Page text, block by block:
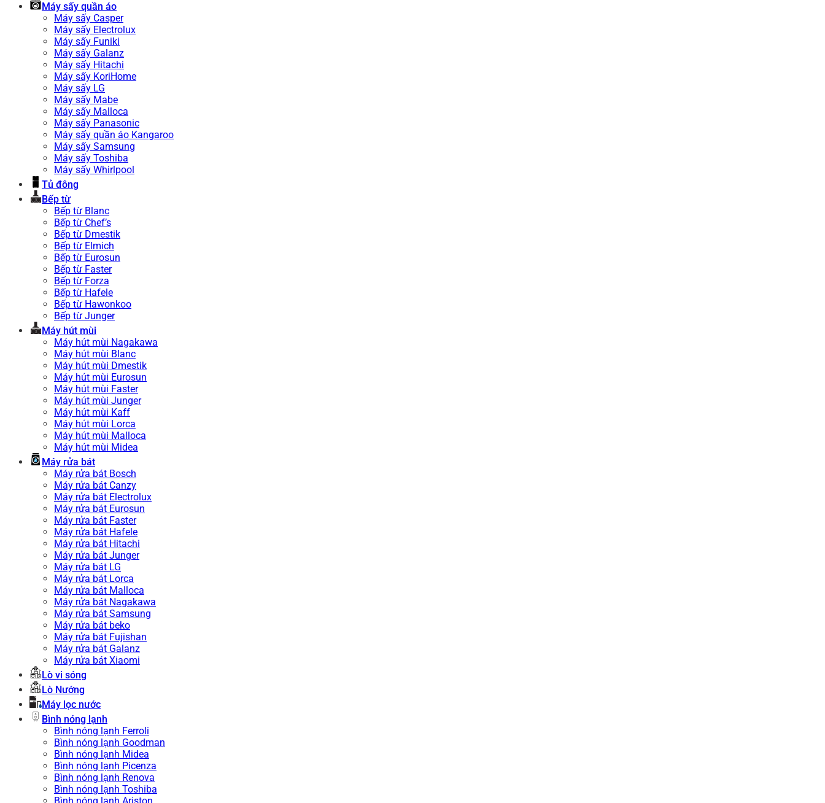
Máy sấy quần áo
Máy sấy Casper
Máy sấy Electrolux
Máy sấy Funiki
Máy sấy Galanz
Máy sấy Hitachi
Máy sấy KoriHome
Máy sấy LG
Máy sấy Mabe
Máy sấy Malloca
Máy sấy Panasonic
Máy sấy quần áo Kangaroo
Máy sấy Samsung
Máy sấy Toshiba
Máy sấy Whirlpool
Tủ đông
Bếp từ
Bếp từ Blanc
Bếp từ Chef’s
Bếp từ Dmestik
Bếp từ Elmich
Bếp từ Eurosun
Bếp từ Faster
Bếp từ Forza
Bếp từ Hafele
Bếp từ Hawonkoo
Bếp từ Junger
Máy hút mùi
Máy hút mùi Nagakawa
Máy hút mùi Blanc
Máy hút mùi Dmestik
Máy hút mùi Eurosun
Máy hút mùi Faster
Máy hút mùi Junger
Máy hút mùi Kaff
Máy hút mùi Lorca
Máy hút mùi Malloca
Máy hút mùi Midea
Máy rửa bát
Máy rửa bát Bosch
Máy rửa bát Canzy
Máy rửa bát Electrolux
Máy rửa bát Eurosun
Máy rửa bát Faster
Máy rửa bát Hafele
Máy rửa bát Hitachi
Máy rửa bát Junger
Máy rửa bát LG
Máy rửa bát Lorca
Máy rửa bát Malloca
Máy rửa bát Nagakawa
Máy rửa bát Samsung
Máy rửa bát beko
Máy rửa bát Fujishan
Máy rửa bát Galanz
Máy rửa bát Xiaomi
Lò vi sóng
Lò Nướng
Máy lọc nước
Bình nóng lạnh
Bình nóng lạnh Ferroli
Bình nóng lạnh Goodman
Bình nóng lạnh Midea
Bình nóng lạnh Picenza
Bình nóng lạnh Renova
Bình nóng lạnh Toshiba